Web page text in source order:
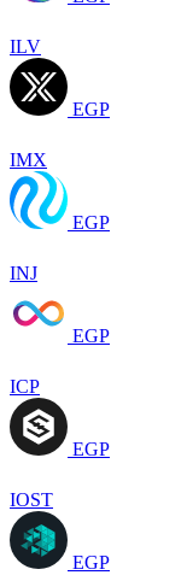
ILV
EGP
IMX
EGP
INJ
EGP
ICP
EGP
IOST
EGP